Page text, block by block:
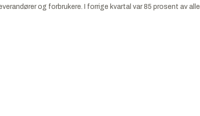
og forbrukere. I forrige kvartal var 85 prosent av alle